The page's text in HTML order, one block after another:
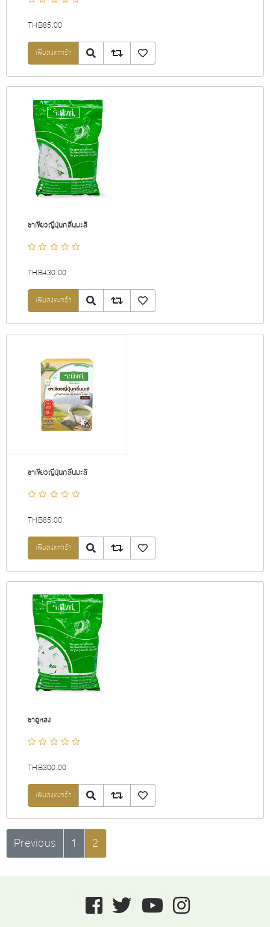
THB85.00
Quick ViewAdd to compare listเพิ่มลงรายการโปรด
ชาเขียวญี่ปุ่นกลิ่นมะลิ
THB430.00
Quick ViewAdd to compare listเพิ่มลงรายการโปรด
ชาเขียวญี่ปุ่นกลิ่นมะลิ
THB85.00
Quick ViewAdd to compare listเพิ่มลงรายการโปรด
ชาอูหลง
THB300.00
Quick ViewAdd to compare listเพิ่มลงรายการโปรด
Previous 1 2
Facebook twitter youtube instagram